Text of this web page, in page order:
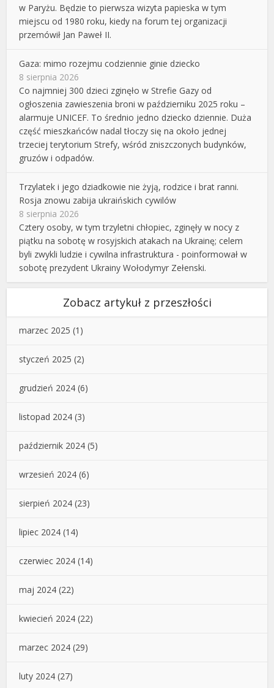
w Paryżu. Będzie to pierwsza wizyta papieska w tym
miejscu od 1980 roku, kiedy na forum tej organizacji
przemówił Jan Paweł II.
Gaza: mimo rozejmu codziennie ginie dziecko
8 sierpnia 2026
Co najmniej 300 dzieci zginęło w Strefie Gazy od
ogłoszenia zawieszenia broni w październiku 2025 roku –
alarmuje UNICEF. To średnio jedno dziecko dziennie. Duża
część mieszkańców nadal tłoczy się na około jednej
trzeciej terytorium Strefy, wśród zniszczonych budynków,
gruzów i odpadów.
Trzylatek i jego dziadkowie nie żyją, rodzice i brat ranni.
Rosja znowu zabija ukraińskich cywilów
8 sierpnia 2026
Cztery osoby, w tym trzyletni chłopiec, zginęły w nocy z
piątku na sobotę w rosyjskich atakach na Ukrainę; celem
byli zwykli ludzie i cywilna infrastruktura - poinformował w
sobotę prezydent Ukrainy Wołodymyr Zełenski.
Zobacz artykuł z przeszłości
marzec 2025 (1)
styczeń 2025 (2)
grudzień 2024 (6)
listopad 2024 (3)
październik 2024 (5)
wrzesień 2024 (6)
sierpień 2024 (23)
lipiec 2024 (14)
czerwiec 2024 (14)
maj 2024 (22)
kwiecień 2024 (22)
marzec 2024 (29)
luty 2024 (27)